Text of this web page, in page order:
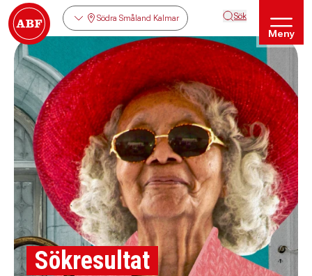
Södra Småland Kalmar Sök
Meny
Sökresultat